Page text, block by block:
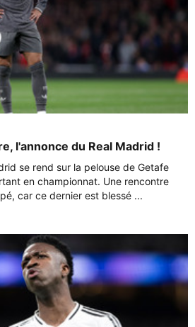
l'annonce du Real Madrid !
se rend sur la pelouse de Getafe
en championnat. Une rencontre
car ce dernier est blessé ...